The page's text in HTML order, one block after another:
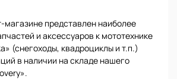
представлен наиболее
и аксессуаров к мототехнике
(снегоходы, квадроциклы и т.п.)
в наличии на складе нашего